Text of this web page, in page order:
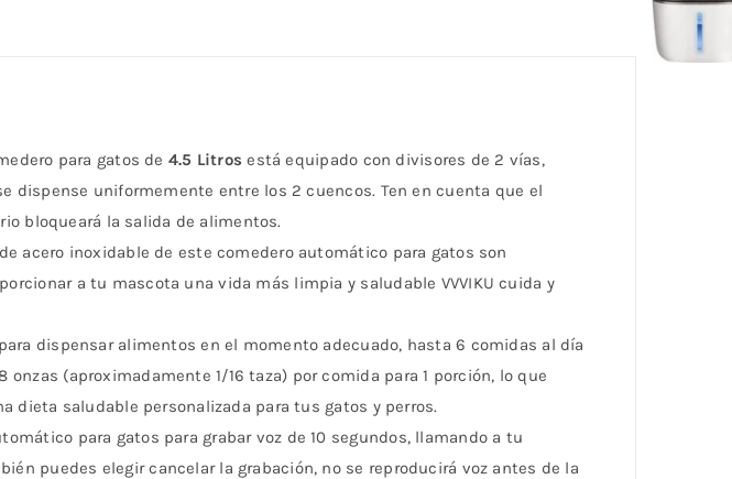
para gatos de 4.5 Litros está equipado con divisores de 2 vías,
uniformemente entre los 2 cuencos. Ten en cuenta que el
bloqueará la salida de alimentos.
acero inoxidable de este comedero automático para gatos son
a tu mascota una vida más limpia y saludable VVVIKU cuida y
dispensar alimentos en el momento adecuado, hasta 6 comidas al día
(aproximadamente 1/16 taza) por comida para 1 porción, lo que
dieta saludable personalizada para tus gatos y perros.
para gatos para grabar voz de 10 segundos, llamando a tu
puedes elegir cancelar la grabación, no se reproducirá voz antes de la